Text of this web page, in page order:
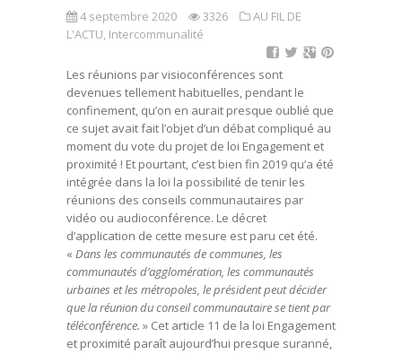
4 septembre 2020 3326
AU FIL DE
L'ACTU, Intercommunalité
Les réunions par visioconférences sont
devenues tellement habituelles, pendant le
confinement, qu’on en aurait presque oublié que
ce sujet avait fait l’objet d’un débat compliqué au
moment du vote du projet de loi Engagement et
proximité ! Et pourtant, c’est bien fin 2019 qu’a été
intégrée dans la loi la possibilité de tenir les
réunions des conseils communautaires par
vidéo ou audioconférence. Le décret
d’application de cette mesure est paru cet été.
« Dans les communautés de communes, les
communautés d’agglomération, les communautés
urbaines et les métropoles, le président peut décider
que la réunion du conseil communautaire se tient par
téléconférence. » Cet article 11 de la loi Engagement
et proximité paraît aujourd’hui presque suranné,